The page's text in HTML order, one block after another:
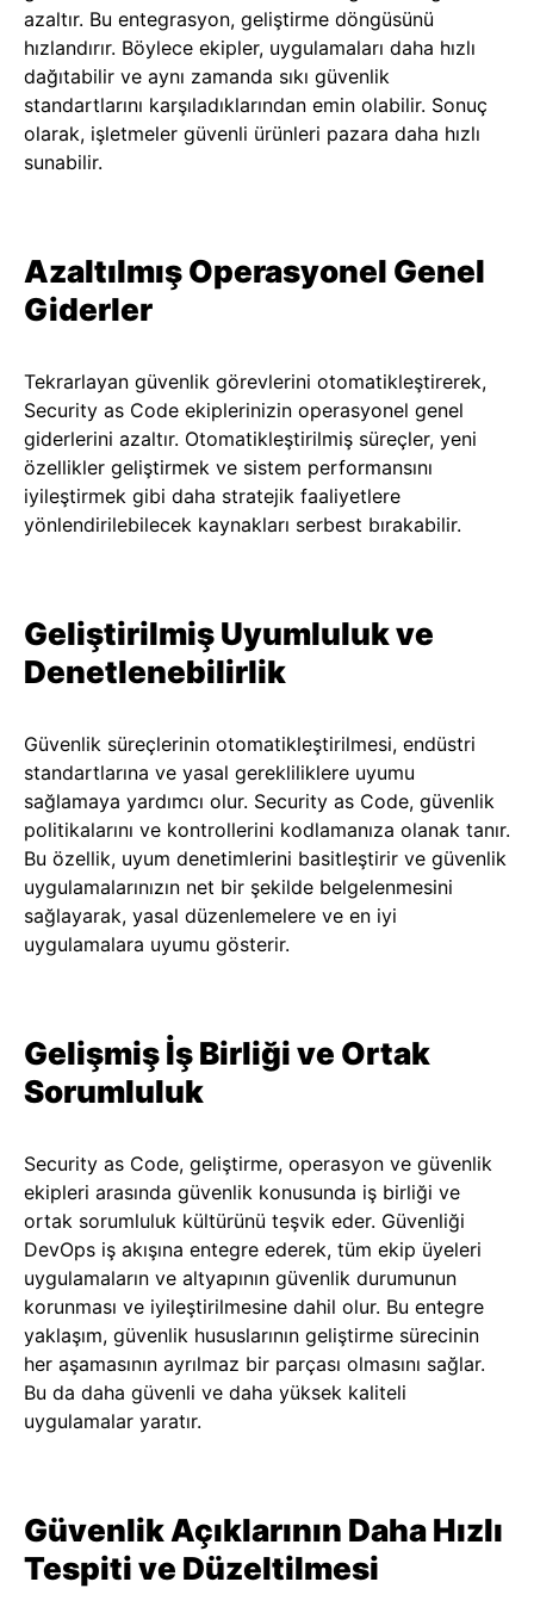
azaltır. Bu entegrasyon, geliştirme döngüsünü
hızlandırır. Böylece ekipler, uygulamaları daha hızlı
dağıtabilir ve aynı zamanda sıkı güvenlik
standartlarını karşıladıklarından emin olabilir. Sonuç
olarak, işletmeler güvenli ürünleri pazara daha hızlı
sunabilir.
Azaltılmış Operasyonel Genel
Giderler
Tekrarlayan güvenlik görevlerini otomatikleştirerek,
Security as Code ekiplerinizin operasyonel genel
giderlerini azaltır. Otomatikleştirilmiş süreçler, yeni
özellikler geliştirmek ve sistem performansını
iyileştirmek gibi daha stratejik faaliyetlere
yönlendirilebilecek kaynakları serbest bırakabilir.
Geliştirilmiş Uyumluluk ve
Denetlenebilirlik
Güvenlik süreçlerinin otomatikleştirilmesi, endüstri
standartlarına ve yasal gerekliliklere uyumu
sağlamaya yardımcı olur. Security as Code, güvenlik
politikalarını ve kontrollerini kodlamanıza olanak tanır.
Bu özellik, uyum denetimlerini basitleştirir ve güvenlik
uygulamalarınızın net bir şekilde belgelenmesini
sağlayarak, yasal düzenlemelere ve en iyi
uygulamalara uyumu gösterir.
Gelişmiş İş Birliği ve Ortak
Sorumluluk
Security as Code, geliştirme, operasyon ve güvenlik
ekipleri arasında güvenlik konusunda iş birliği ve
ortak sorumluluk kültürünü teşvik eder. Güvenliği
DevOps iş akışına entegre ederek, tüm ekip üyeleri
uygulamaların ve altyapının güvenlik durumunun
korunması ve iyileştirilmesine dahil olur. Bu entegre
yaklaşım, güvenlik hususlarının geliştirme sürecinin
her aşamasının ayrılmaz bir parçası olmasını sağlar.
Bu da daha güvenli ve daha yüksek kaliteli
uygulamalar yaratır.
Güvenlik Açıklarının Daha Hızlı
Tespiti ve Düzeltilmesi